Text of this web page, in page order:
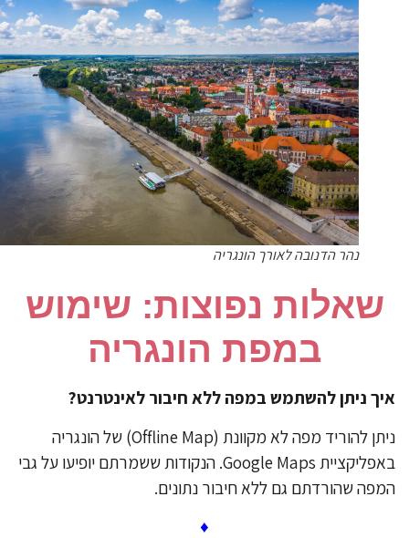
נהר הדנובה לאורך הונגריה
שאלות נפוצות: שימוש
במפת הונגריה
ניתן להשתמש במפה ללא חיבור לאינטרנט?
ניתן להוריד מפה לא מקוונת (Offline Map) של הונגריה
באפליקציית Google Maps. הנקודות ששמרתם יופיעו על גבי
שהורדתם גם ללא חיבור נתונים.